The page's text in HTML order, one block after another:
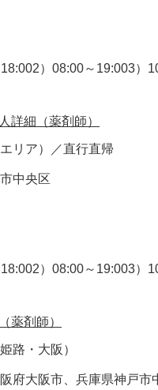
）08:00～19:003）
詳細（薬剤師）
リア）／直行直帰
中央区
）08:00～19:003）
薬剤師）
路・大阪）
府大阪市、兵庫県神戸市